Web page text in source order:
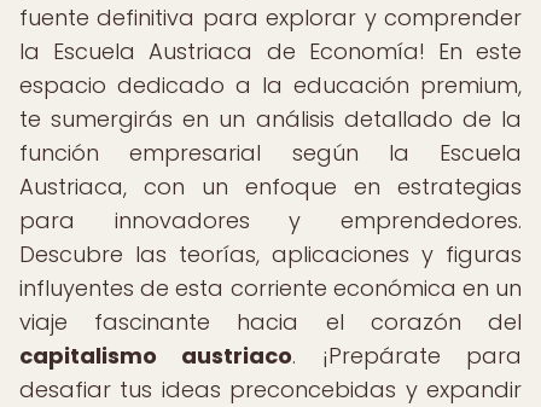
fuente definitiva para explorar y comprender
la Escuela Austriaca de Economía! En este
espacio dedicado a la educación premium,
te sumergirás en un análisis detallado de la
función empresarial según la Escuela
Austriaca, con un enfoque en estrategias
para innovadores y emprendedores.
Descubre las teorías, aplicaciones y figuras
influyentes de esta corriente económica en un
viaje fascinante hacia el corazón del
capitalismo austriaco. ¡Prepárate para
desafiar tus ideas preconcebidas y expandir